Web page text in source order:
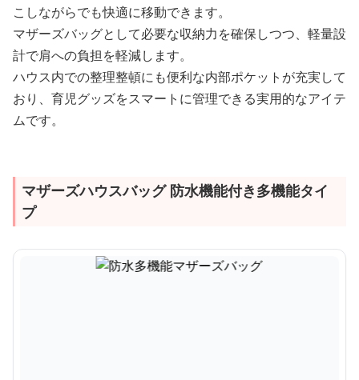
こしながらでも快適に移動できます。
マザーズバッグとして必要な収納力を確保しつつ、軽量設
計で肩への負担を軽減します。
ハウス内での整理整頓にも便利な内部ポケットが充実して
おり、育児グッズをスマートに管理できる実用的なアイテ
ムです。
マザーズハウスバッグ 防水機能付き多機能タイ
プ